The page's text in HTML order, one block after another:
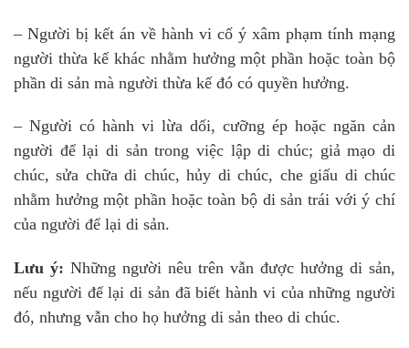
– Người bị kết án về hành vi cố ý xâm phạm tính mạng
người thừa kế khác nhằm hưởng một phần hoặc toàn bộ
phần di sản mà người thừa kế đó có quyền hưởng.
– Người có hành vi lừa dối, cưỡng ép hoặc ngăn cản
người để lại di sản trong việc lập di chúc; giả mạo di
chúc, sửa chữa di chúc, hủy di chúc, che giấu di chúc
nhằm hưởng một phần hoặc toàn bộ di sản trái với ý chí
của người để lại di sản.
Lưu ý: Những người nêu trên vẫn được hưởng di sản,
nếu người để lại di sản đã biết hành vi của những người
đó, nhưng vẫn cho họ hưởng di sản theo di chúc.